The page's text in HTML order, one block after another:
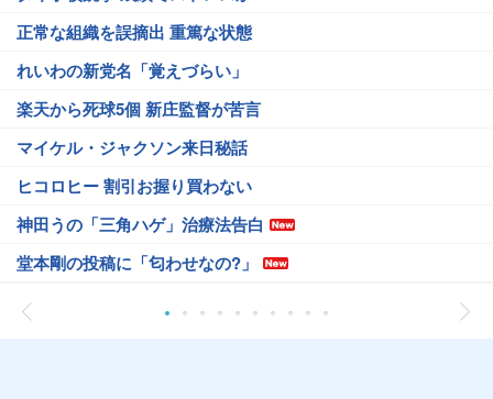
正常な組織を誤摘出 重篤な状態
れいわの新党名「覚えづらい」
楽天から死球5個 新庄監督が苦言
マイケル・ジャクソン来日秘話
ヒコロヒー 割引お握り買わない
神田うの「三角ハゲ」治療法告白
堂本剛の投稿に「匂わせなの?」